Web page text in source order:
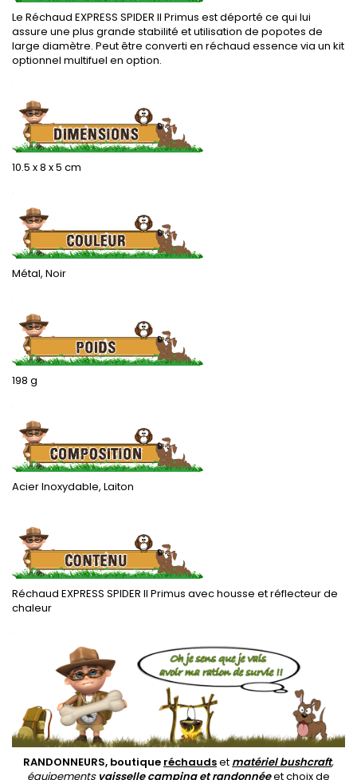
Le Réchaud EXPRESS SPIDER II Primus est déporté ce qui lui
assure une plus grande stabilité et utilisation de popotes de
large diamètre. Peut être converti en réchaud essence via un kit
optionnel multifuel en option.
.
10.5 x 8 x 5 cm
.
Métal, Noir
.
198 g
.
Acier Inoxydable, Laiton
.
Réchaud EXPRESS SPIDER II Primus avec housse et réflecteur de
chaleur
.
RANDONNEURS, boutique réchaudset matériel bushcraft,
équipements vaisselle camping et randonnéeet choix de